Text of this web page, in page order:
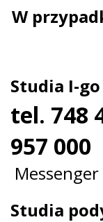
W
Studia I-
tel. 748
957 000
Messenger
Studia